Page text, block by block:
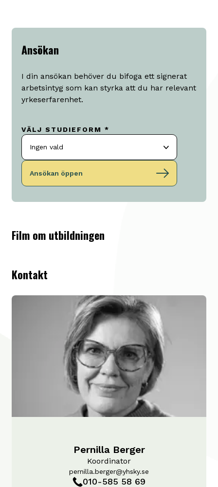
Ansökan
I din ansökan behöver du bifoga ett signerat
arbetsintyg som kan styrka att du har relevant
yrkeserfarenhet.
VÄLJ STUDIEFORM *
Ingen vald
Ansökan öppen
Film om utbildningen
Kontakt
Pernilla Berger
Koordinator
pernilla.berger@yhsky.se
010-585 58 69